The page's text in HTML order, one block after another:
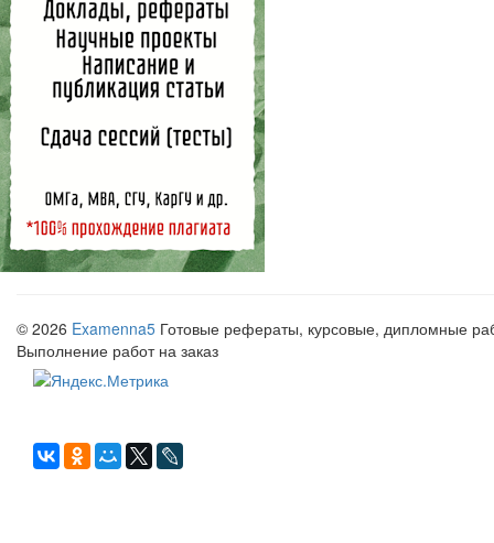
© 2026 Examenna5 Готовые рефераты, курсовые, дипломные
Выполнение работ на заказ